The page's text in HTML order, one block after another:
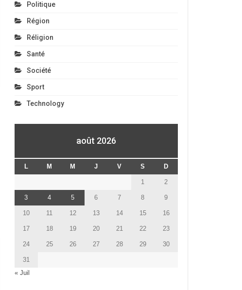
Politique
Région
Réligion
Santé
Société
Sport
Technology
août 2026
L M M J V S D
1 2
3 4 5 6 7 8 9
10 11 12 13 14 15 16
17 18 19 20 21 22 23
24 25 26 27 28 29 30
31
« Juil